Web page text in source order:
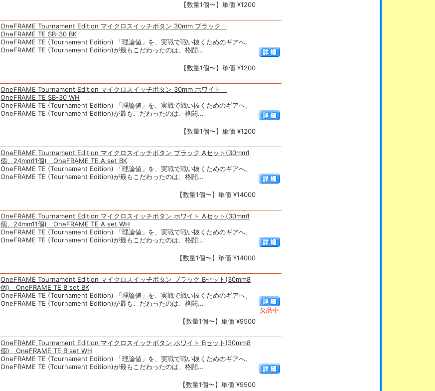
【数量1個〜】単価 ¥1200
OneFRAME Tournament Edition マイクロスイッチボタン 30mm ブラック
OneFRAME TE SB-30 BK
OneFRAME TE (Tournament Edition) 「理論値」を、実戦で戦い抜くためのギアへ。
OneFRAME TE (Tournament Edition)が最もこだわったのは、格闘...
【数量1個〜】単価 ¥1200
OneFRAME Tournament Edition マイクロスイッチボタン 30mm ホワイト
OneFRAME TE SB-30 WH
OneFRAME TE (Tournament Edition) 「理論値」を、実戦で戦い抜くためのギアへ。
OneFRAME TE (Tournament Edition)が最もこだわったのは、格闘...
【数量1個〜】単価 ¥1200
OneFRAME Tournament Edition マイクロスイッチボタン ブラック Aセット(30mm1
個、24mm11個) OneFRAME TE A set BK
OneFRAME TE (Tournament Edition) 「理論値」を、実戦で戦い抜くためのギアへ。
OneFRAME TE (Tournament Edition)が最もこだわったのは、格闘...
【数量1個〜】単価 ¥14000
OneFRAME Tournament Edition マイクロスイッチボタン ホワイト Aセット(30mm1
個、24mm11個) OneFRAME TE A set WH
OneFRAME TE (Tournament Edition) 「理論値」を、実戦で戦い抜くためのギアへ。
OneFRAME TE (Tournament Edition)が最もこだわったのは、格闘...
【数量1個〜】単価 ¥14000
OneFRAME Tournament Edition マイクロスイッチボタン ブラック Bセット(30mm8
個) OneFRAME TE B set BK
OneFRAME TE (Tournament Edition) 「理論値」を、実戦で戦い抜くためのギアへ。
OneFRAME TE (Tournament Edition)が最もこだわったのは、格闘...
【数量1個〜】単価 ¥9500
欠品中
OneFRAME Tournament Edition マイクロスイッチボタン ホワイト Bセット(30mm8
個) OneFRAME TE B set WH
OneFRAME TE (Tournament Edition) 「理論値」を、実戦で戦い抜くためのギアへ。
OneFRAME TE (Tournament Edition)が最もこだわったのは、格闘...
【数量1個〜】単価 ¥9500